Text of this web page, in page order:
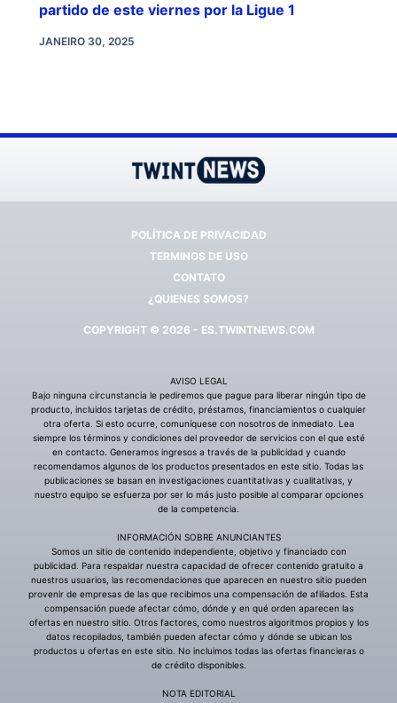
partido de este viernes por la Ligue 1
JANEIRO 30, 2025
POLÍTICA DE PRIVACIDAD
TERMINOS DE USO
CONTATO
¿QUIENES SOMOS?
COPYRIGHT © 2026 - ES.TWINTNEWS.COM